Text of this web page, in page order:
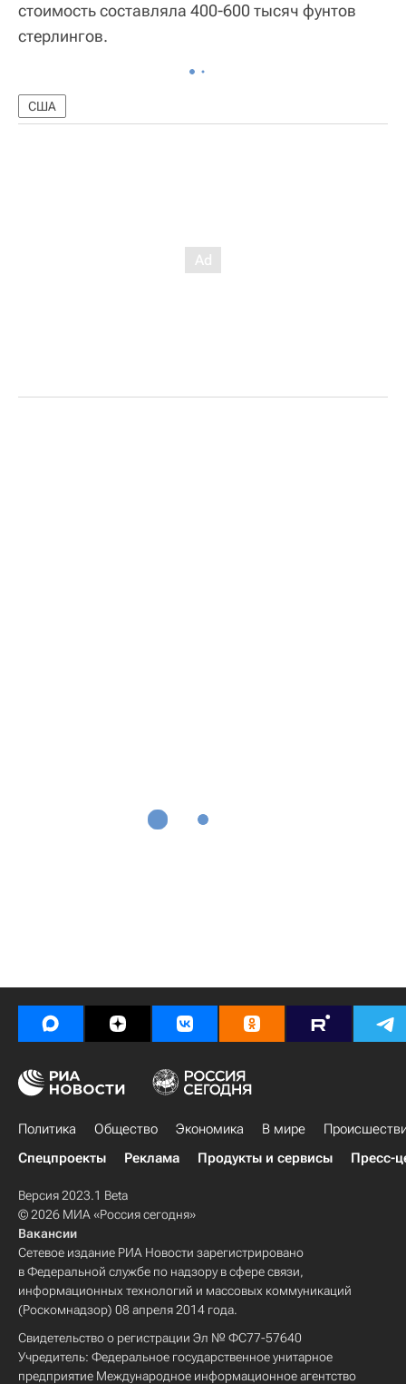
стоимость составляла 400-600 тысяч фунтов
стерлингов.
США
Политика Общество Экономика В мире
Спецпроекты
Реклама Продукты и сервисы Пресс-
Версия 2023.1 Beta
© 2026 МИА «Россия сегодня»
Вакансии
Сетевое издание РИА Новости зарегистрировано
в Федеральной службе по надзору в сфере связи,
информационных технологий и массовых коммуникаций
(Роскомнадзор) 08 апреля 2014 года.
Свидетельство о регистрации Эл № ФС77-57640
Учредитель: Федеральное государственное унитарное
предприятие Международное информационное агентство